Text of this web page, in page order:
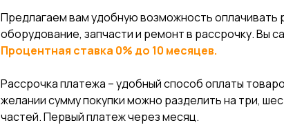
Предлагаем вам удобную возможность
оборудование, запчасти и ремонт в рассрочку. Вы
Процентная ставка 0% до 10 месяцев.
Рассрочка платежа – удобный способ оплаты
желании сумму покупки можно разделить на три,
частей. Первый платеж через месяц.